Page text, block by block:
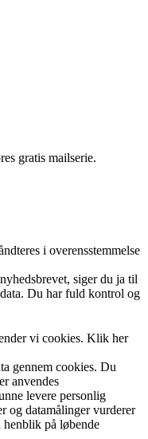
gratis mailserie.
i overensstemmelse
siger du ja til
Du har fuld kontrol og
vi cookies. Klik her
gennem cookies. Du
anvendes
levere personlig
og datamålinger vurderer
på løbende